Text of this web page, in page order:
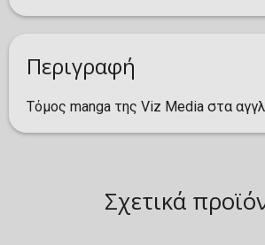
Περιγραφή
Τόμος manga της Viz Media στα
Σχετικά